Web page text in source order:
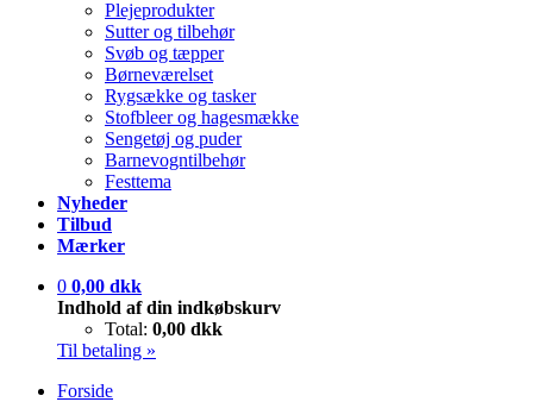
Plejeprodukter
Sutter og tilbehør
Svøb og tæpper
Børneværelset
Rygsække og tasker
Stofbleer og hagesmække
Sengetøj og puder
Barnevogntilbehør
Festtema
Nyheder
Tilbud
Mærker
0 0,00 dkk
Indhold af din indkøbskurv
Total: 0,00 dkk
Til betaling »
Forside